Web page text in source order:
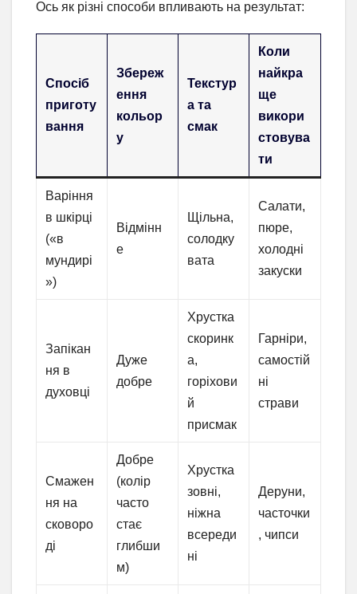
Ось як різні способи впливають на результат:
Спосіб
приготу
вання
Збереж
ення
кольор
у
Текстур
а та
смак
Коли
найкра
ще
викори
стовува
ти
Варіння
в шкірці
(«в
мундирі
»)
Відмінн
е
Щільна,
солодку
вата
Салати,
пюре,
холодні
закуски
Запікан
ня в
духовці
Дуже
добре
Хрустка
скоринк
а,
горіхови
й
присмак
Гарніри,
самостій
ні
страви
Смажен
ня на
сковоро
ді
Добре
(колір
часто
стає
глибши
м)
Хрустка
зовні,
ніжна
всереди
ні
Деруни,
часточки
, чипси